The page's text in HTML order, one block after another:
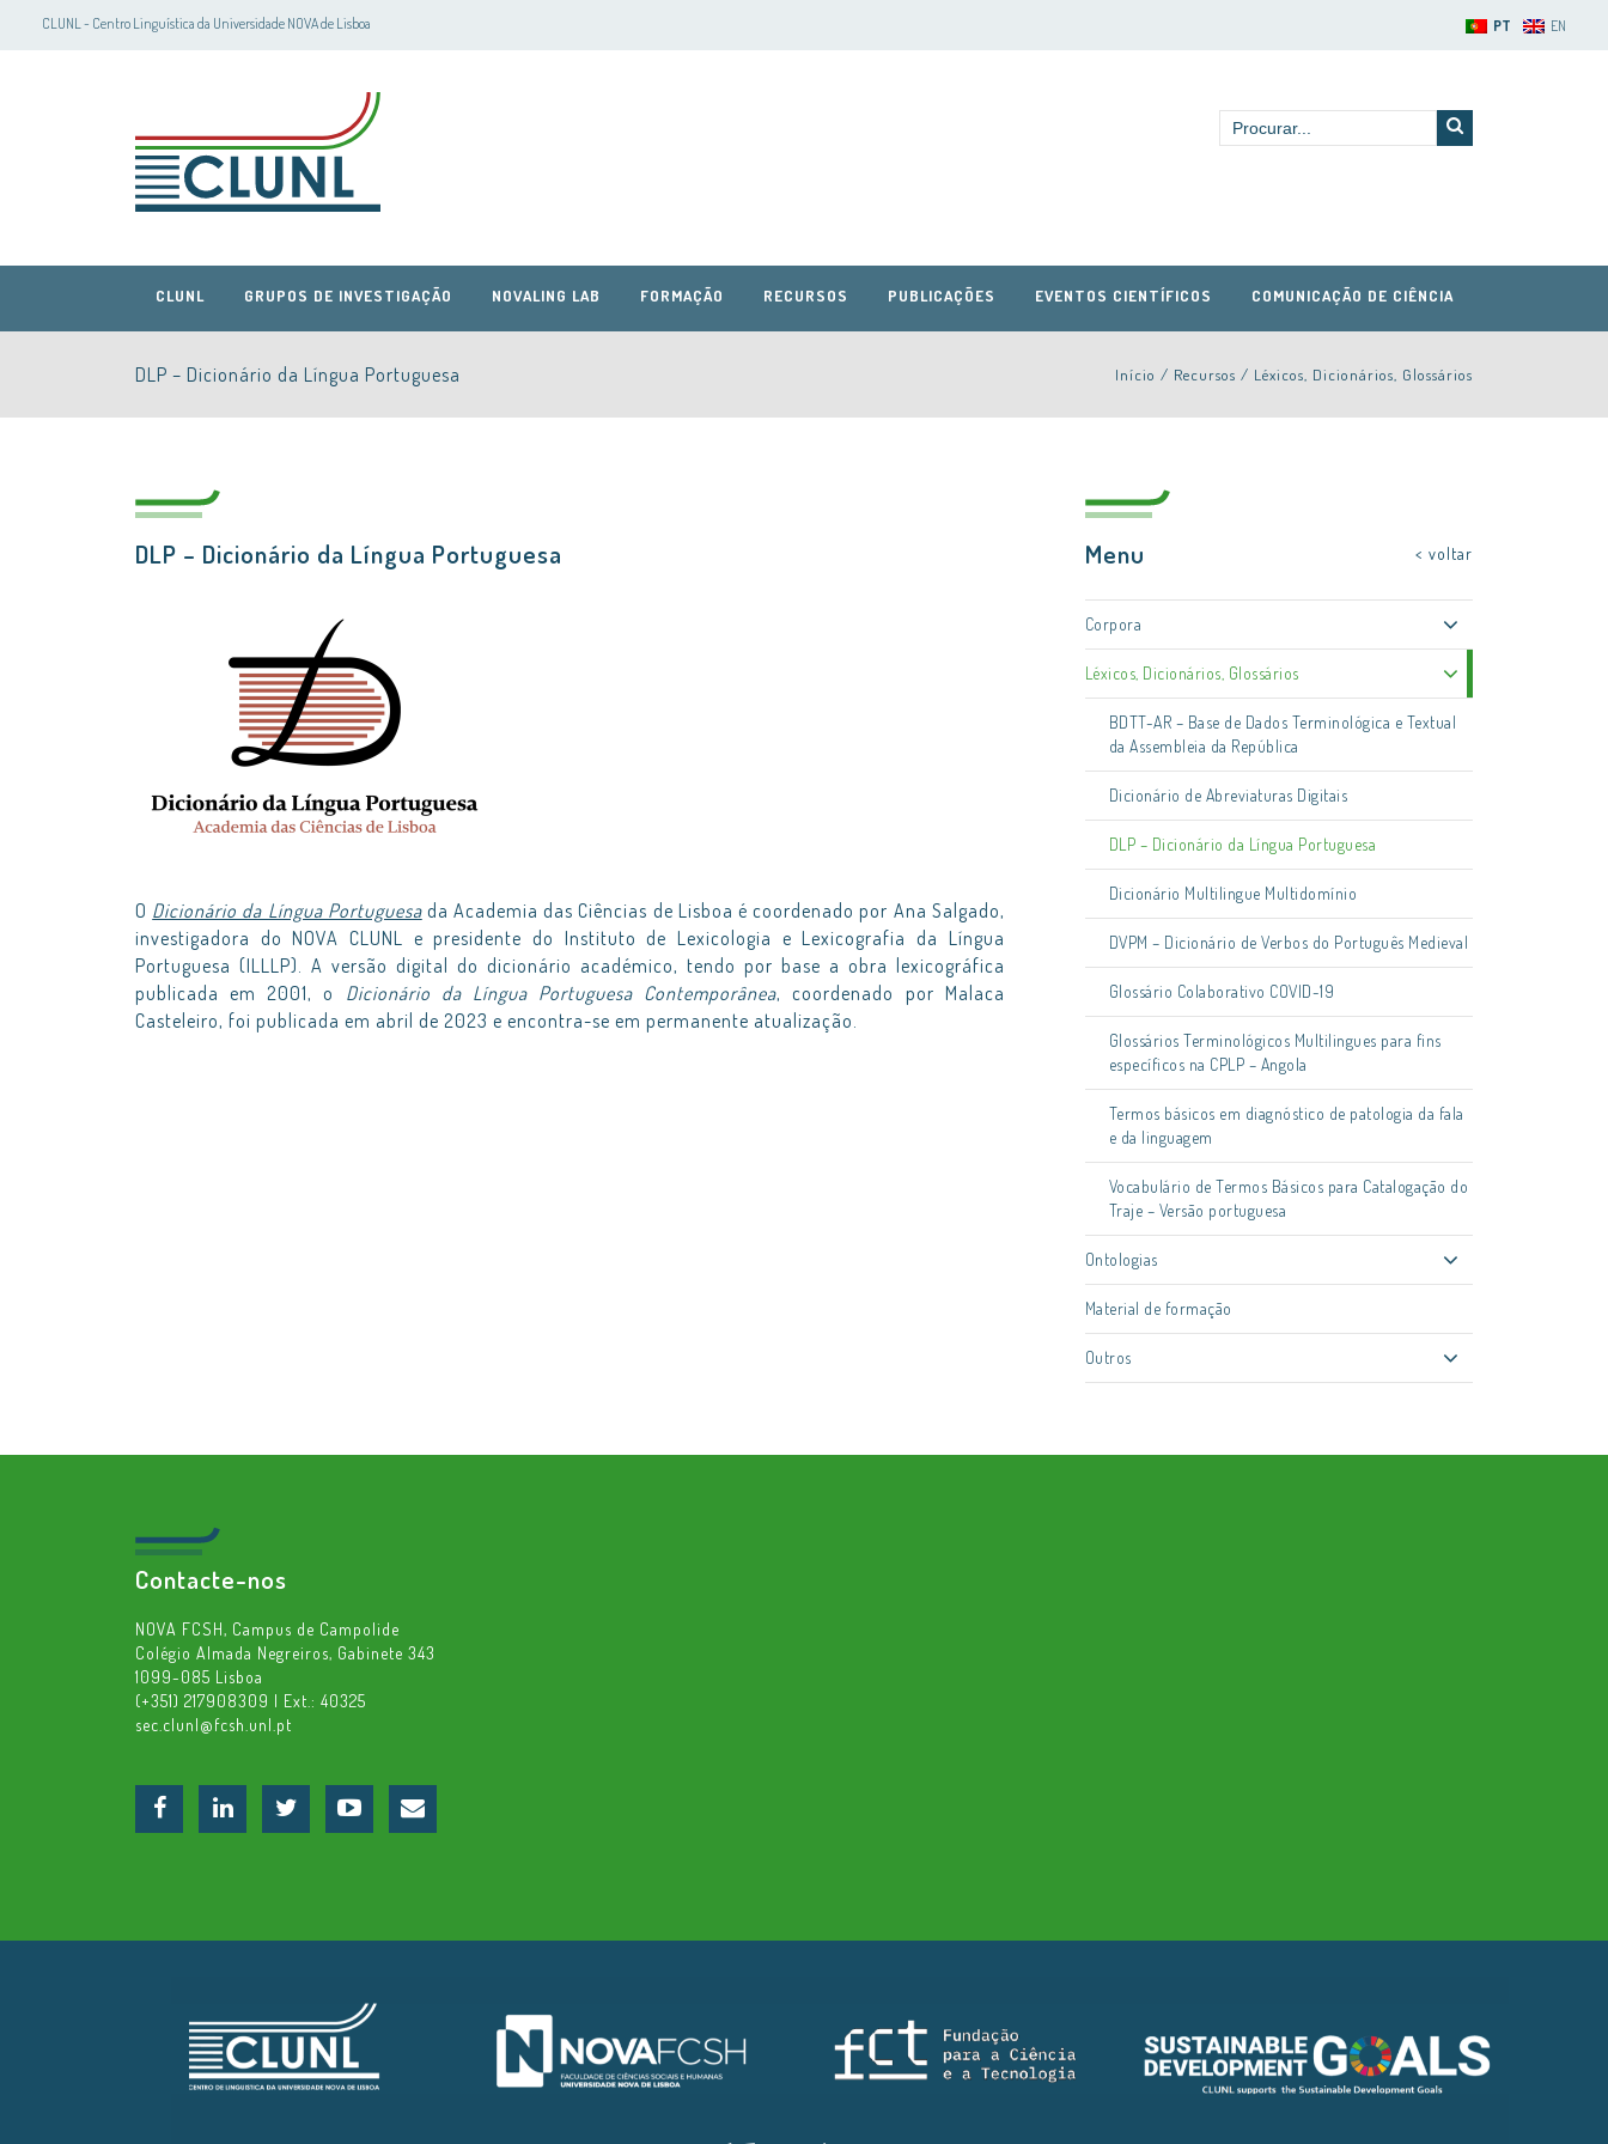
CLUNL - Centro Linguística da Universidade NOVA de Lisboa PT EN
CLUNL
CLUNL GRUPOS DE INVESTIGAÇÃO NOVALING LAB FORMAÇÃO RECURSOS PUBLICAÇÕES EVENTOS CIENTÍFICOS COMUNICAÇÃO DE CIÊNCIA
DLP – Dicionário da Língua Portuguesa Início / Recursos / Léxicos, Dicionários, Glossários
DLP – Dicionário da Língua Portuguesa
O Dicionário da Língua Portuguesada Academia das Ciências de Lisboa é coordenado por Ana Salgado,
investigadora do NOVA CLUNL e presidente do Instituto de Lexicologia e Lexicografia da Língua
Portuguesa (ILLLP). A versão digital do dicionário académico, tendo por base a obra lexicográfica
publicada em 2001, o Dicionário da Língua Portuguesa Contemporânea, coordenado por Malaca
Casteleiro, foi publicada em abril de 2023 e encontra-se em permanente atualização.
Menu < voltar
Corpora
Léxicos, Dicionários, Glossários
BDTT-AR – Base de Dados Terminológica e Textual
da Assembleia da República
Dicionário de Abreviaturas Digitais
DLP – Dicionário da Língua Portuguesa
Dicionário Multilingue Multidomínio
DVPM – Dicionário de Verbos do Português Medieval
Glossário Colaborativo COVID-19
Glossários Terminológicos Multilingues para fins
específicos na CPLP – Angola
Termos básicos em diagnóstico de patologia da fala
e da linguagem
Vocabulário de Termos Básicos para Catalogação do
Traje – Versão portuguesa
Ontologias
Material de formação
Outros
Contacte-nos
NOVA FCSH, Campus de Campolide
Colégio Almada Negreiros, Gabinete 343
1099-085 Lisboa
(+351) 217908309 | Ext.: 40325
sec.clunl@fcsh.unl.pt